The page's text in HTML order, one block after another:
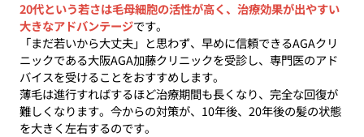
20代という若さは毛母細胞の活性が高く、治療効果が出やすい
大きなアドバンテージです。
「まだ若いから大丈夫」と思わず、早めに信頼できるAGAクリ
ニックである大阪AGA加藤クリニックを受診し、専門医のアド
バイスを受けることをおすすめします。
薄毛は進行すればするほど治療期間も長くなり、完全な回復が
難しくなります。今からの対策が、10年後、20年後の髪の状態
を大きく左右するのです。